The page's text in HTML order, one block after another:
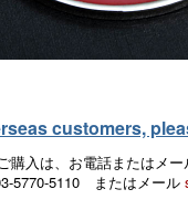
customers,
購入は、お電話またはメ
5770-5110 またはメール